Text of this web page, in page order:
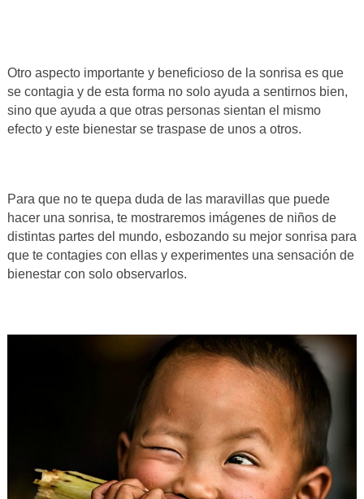
Otro aspecto importante y beneficioso de la sonrisa es que
se contagia y de esta forma no solo ayuda a sentirnos bien,
sino que ayuda a que otras personas sientan el mismo
efecto y este bienestar se traspase de unos a otros.
Para que no te quepa duda de las maravillas que puede
hacer una sonrisa, te mostraremos imágenes de niños de
distintas partes del mundo, esbozando su mejor sonrisa para
que te contagies con ellas y experimentes una sensación de
bienestar con solo observarlos.